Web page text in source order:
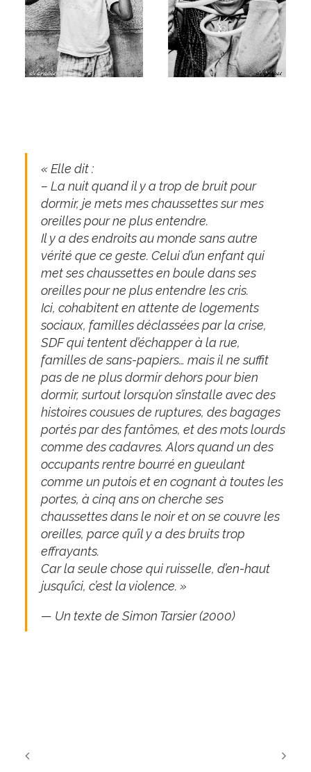
« Elle dit :
– La nuit quand il y a trop de bruit pour
dormir, je mets mes chaussettes sur mes
oreilles pour ne plus entendre.
Il y a des endroits au monde sans autre
vérité que ce geste. Celui d’un enfant qui
met ses chaussettes en boule dans ses
oreilles pour ne plus entendre les cris.
Ici, cohabitent en attente de logements
sociaux, familles déclassées par la crise,
SDF qui tentent d’échapper à la rue,
familles de sans-papiers… mais il ne suffit
pas de ne plus dormir dehors pour bien
dormir, surtout lorsqu’on s’installe avec des
histoires cousues de ruptures, des bagages
portés par des fantômes, et des mots lourds
comme des cadavres. Alors quand un des
occupants rentre bourré en gueulant
comme un putois et en cognant à toutes les
portes, à cinq ans on cherche ses
chaussettes dans le noir et on se couvre les
oreilles, parce qu’il y a des bruits trop
effrayants.
Car la seule chose qui ruisselle, d’en-haut
jusqu’ici, c’est la violence. »
— Un texte de Simon Tarsier (2000)